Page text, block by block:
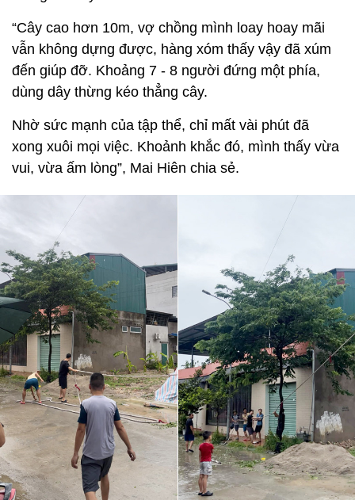
“Cây cao hơn 10m, vợ chồng mình loay hoay mãi
vẫn không dựng được, hàng xóm thấy vậy đã xúm
đến giúp đỡ. Khoảng 7 - 8 người đứng một phía,
dùng dây thừng kéo thẳng cây.
Nhờ sức mạnh của tập thể, chỉ mất vài phút đã
xong xuôi mọi việc. Khoảnh khắc đó, mình thấy vừa
vui, vừa ấm lòng”, Mai Hiên chia sẻ.